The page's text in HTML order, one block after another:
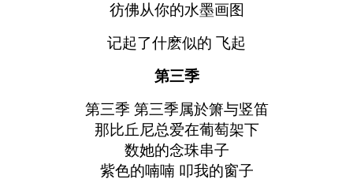
彷佛从你的水墨画图
记起了什麽似的 飞起
第三季
第三季 第三季属於箫与竖笛
那比丘尼总爱在葡萄架下
数她的念珠串子
紫色的喃喃 叩我的窗子